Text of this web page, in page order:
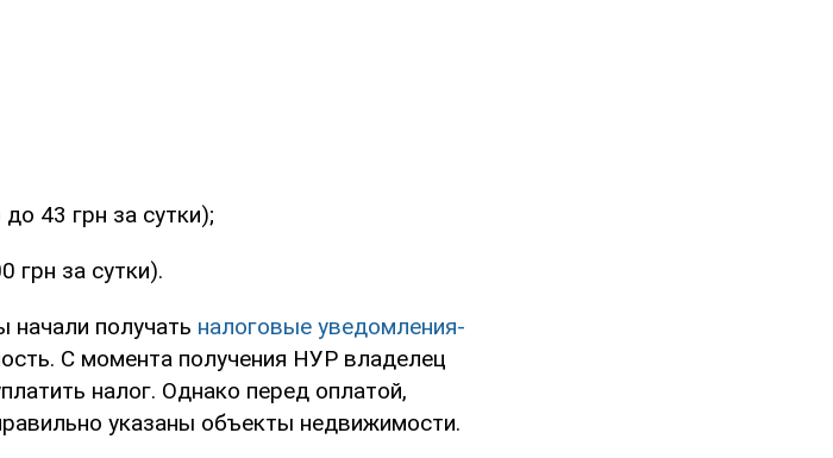
43 грн за сутки);
грн за сутки).
начали получать налоговые уведомления-
С момента получения НУР владелец
налог. Однако перед оплатой,
указаны объекты недвижимости.